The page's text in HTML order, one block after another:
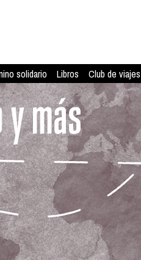
solidario Libros Club de viajes